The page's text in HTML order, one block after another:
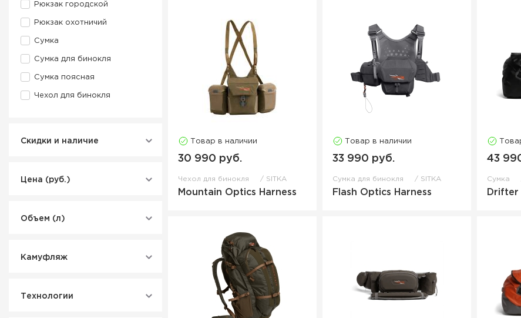
Рюкзак городской
Рюкзак охотничий
Сумка
Сумка для бинокля
Сумка поясная
Чехол для бинокля
Скидки и наличие
Цена (руб.)
Объем (л)
Камуфляж
Технологии
Товар в наличии
30 990 руб.
Чехол для бинокля SITKA
Mountain Optics Harness
Товар в наличии
33 990 руб.
Сумка для бинокля SITKA
Flash Optics Harness
43
Сумка
Drifter